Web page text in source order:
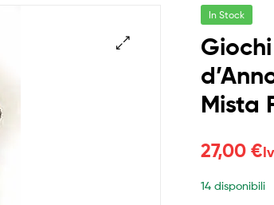
In Stock
Mista
27,00€
14 disponibili